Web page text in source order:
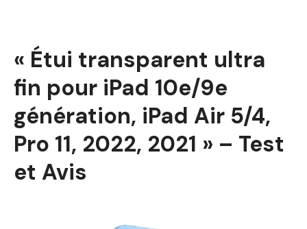
« Étui transparent ultra
fin pour iPad 10e/9e
génération, iPad Air 5/4,
Pro 11, 2022, 2021 » – Test
et Avis